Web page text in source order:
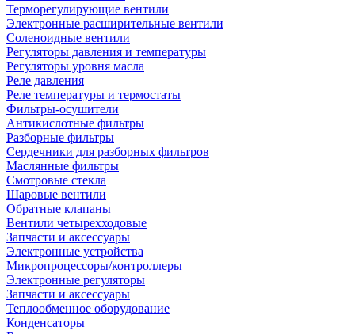
Терморегулирующие вентили
Электронные расширительные вентили
Соленоидные вентили
Регуляторы давления и температуры
Регуляторы уровня масла
Реле давления
Реле температуры и термостаты
Фильтры-осушители
Антикислотные фильтры
Разборные фильтры
Сердечники для разборных фильтров
Маслянные фильтры
Смотровые стекла
Шаровые вентили
Обратные клапаны
Вентили четырехходовые
Запчасти и аксессуары
Электронные устройства
Микропроцессоры/контроллеры
Электронные регуляторы
Запчасти и аксессуары
Теплообменное оборудование
Конденсаторы